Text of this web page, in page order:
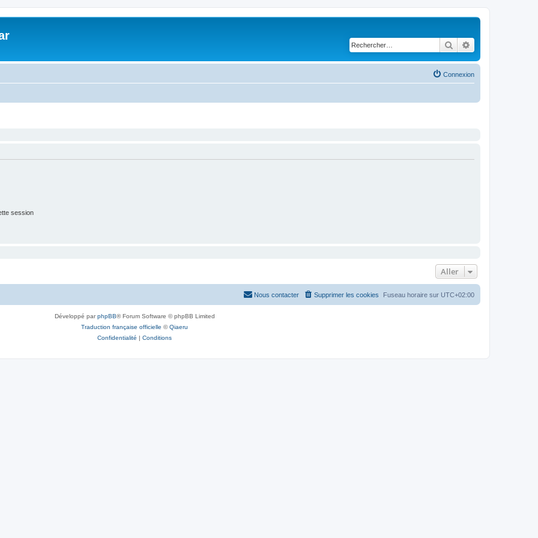
Rechercher
Connexion
session
Aller
Fuseau horaire sur UTC+02:00
Supprimer les cookies
Nous contacter
Développé parphpBB® Forum Software © phpBB Limited
Traduction française officielle ©Qiaeru
Confidentialité | Conditions